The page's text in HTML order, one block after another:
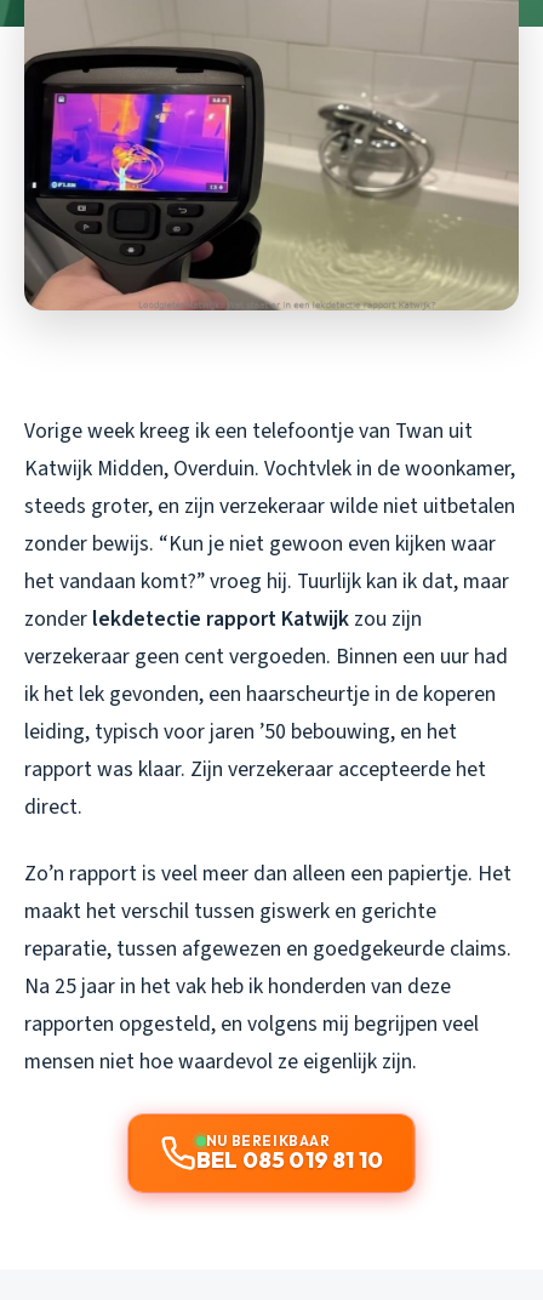
Vorige week kreeg ik een telefoontje van Twan uit
Katwijk Midden, Overduin. Vochtvlek in de woonkamer,
steeds groter, en zijn verzekeraar wilde niet uitbetalen
zonder bewijs. “Kun je niet gewoon even kijken waar
het vandaan komt?” vroeg hij. Tuurlijk kan ik dat, maar
zonder lekdetectie rapport Katwijk zou zijn
verzekeraar geen cent vergoeden. Binnen een uur had
ik het lek gevonden, een haarscheurtje in de koperen
leiding, typisch voor jaren ’50 bebouwing, en het
rapport was klaar. Zijn verzekeraar accepteerde het
direct.
Zo’n rapport is veel meer dan alleen een papiertje. Het
maakt het verschil tussen giswerk en gerichte
reparatie, tussen afgewezen en goedgekeurde claims.
Na 25 jaar in het vak heb ik honderden van deze
rapporten opgesteld, en volgens mij begrijpen veel
mensen niet hoe waardevol ze eigenlijk zijn.
NU BEREIKBAAR
BEL 085 019 81 10